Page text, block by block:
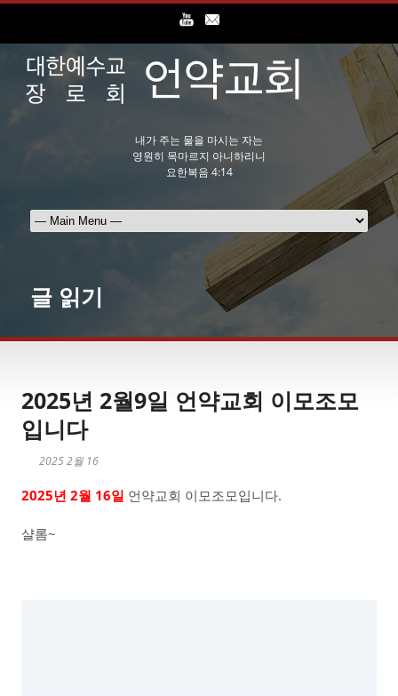
내가 주는 물을 마시는 자는
영원히 목마르지 아니하리니
요한복음 4:14
글 읽기
2025년 2월9일 언약교회 이모조모
입니다
2025 2월 16
2025년 2월 16일 언약교회 이모조모입니다.
샬롬~